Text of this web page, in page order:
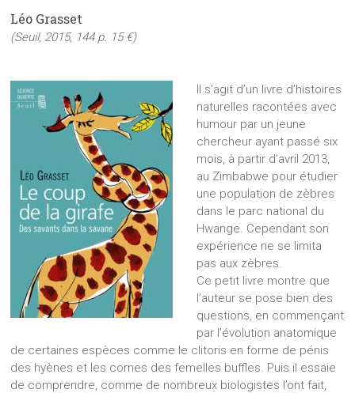
Léo Grasset
(Seuil, 2015, 144 p. 15 €)
Il s’agit d’un livre d’histoires
naturelles racontées avec
humour par un jeune
chercheur ayant passé six
mois, à partir d’avril 2013,
au Zimbabwe pour étudier
une population de zèbres
dans le parc national du
Hwange. Cependant son
expérience ne se limita
pas aux zèbres.
Ce petit livre montre que
l’auteur se pose bien des
questions, en commençant
par l’évolution anatomique
de certaines espèces comme le clitoris en forme de pénis
des hyènes et les cornes des femelles buffles. Puis il essaie
de comprendre, comme de nombreux biologistes l’ont fait,